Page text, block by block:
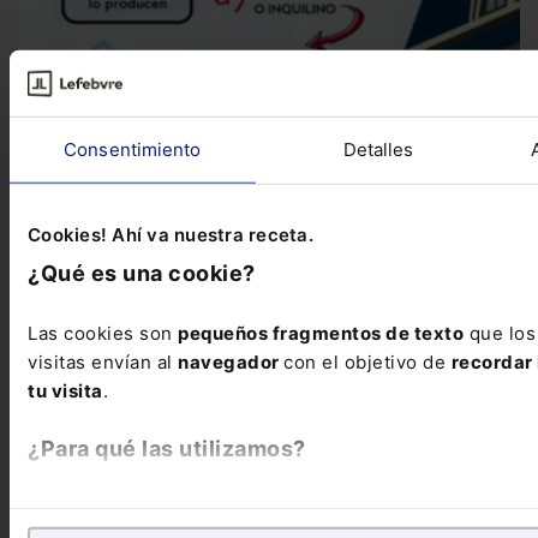
Consentimiento Detalles
Cookies! Ahí va nuestra receta.
¿Qué es una cookie?
Las cookies son pequeños fragmentos de texto que
visitas envían al navegador con el objetivo de recordar
tu visita.
¿Para qué las utilizamos?
tratamos las posibilidades del inquilino y del...